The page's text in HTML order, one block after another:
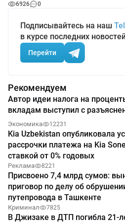
6926 0
Подписывайтесь на наш
в курсе последних
Перейти
Рекомендуем
Автор идеи налога на
вкладам выступил с
Экономика 12231
Kia Uzbekistan опубликовала
рассрочки платежа на Kia
ставкой от 0% годовых
Реклама 8221
Присвоено 7,4 млрд сумов:
приговор по делу об
путепровода в Ташкенте
Криминал 7825
В Джизаке в ДТП погибла 21-